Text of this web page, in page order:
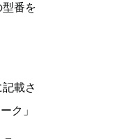
番を
載さ
ク」